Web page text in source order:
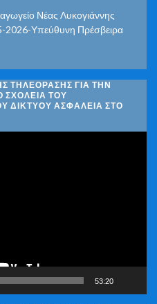
Νέας Λυκογιάννης
2026-Υπεύθυνη Πρέσβειρα
ΤΗΛΕΌΡΑΣΗΣ ΓΙΑ ΤΗΝ
ΣΧΟΛΕΊΑ ΤΟΥ
ΔΙΚΤΎΟΥ ΑΣΦΆΛΕΙΑ ΣΤΟ
53:20